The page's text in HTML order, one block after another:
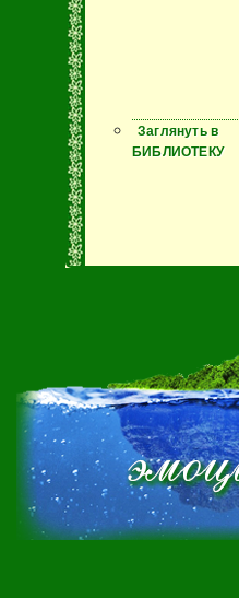
Заглянуть в
БИБЛИОТЕКУ